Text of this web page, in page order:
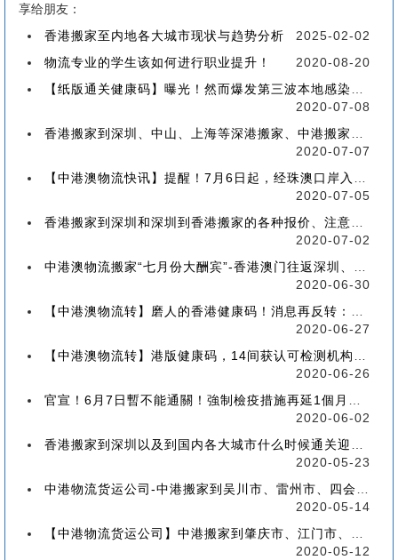
享给朋友：
香港搬家至内地各大城市现状与趋势分析
2025-02-02
物流专业的学生该如何进行职业提升！
2020-08-20
【纸版通关健康码】曝光！然而爆发第三波本地感染，或再推迟启用！
2020-07-08
香港搬家到深圳、中山、上海等深港搬家、中港搬家的業務範圍、技術保障
2020-07-07
【中港澳物流快讯】提醒！7月6日起，经珠澳口岸入境有新变化！
2020-07-05
香港搬家到深圳和深圳到香港搬家的各种报价、注意事项和派送价格【深港搬家价格查询】
2020-07-02
中港澳物流搬家“七月份大酬宾”-香港澳门往返深圳、珠海、中山、广州等中港澳搬屋搬家
2020-06-30
【中港澳物流转】磨人的香港健康码！消息再反转：或下周一启用！
2020-06-27
【中港澳物流转】港版健康码，14间获认可检测机构确定！
2020-06-26
官宣！6月7日暫不能通關！強制檢疫措施再延1個月！【香港到深圳搬屋搬家又要延长了】
2020-06-02
香港搬家到深圳以及到国内各大城市什么时候通关迎来好消息
2020-05-23
中港物流货运公司-中港搬家到吴川市、雷州市、四会市、台山市收费标准+流程价格
2020-05-14
【中港物流货运公司】中港搬家到肇庆市、江门市、茂名市、惠州市收费标准+流程价格
2020-05-12